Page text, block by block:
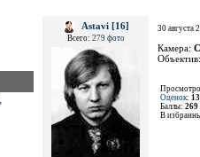
Astavi [16]
Всего: 279 фото
30 августа
Камера:
Оценок: 13
Баллы: 269
В